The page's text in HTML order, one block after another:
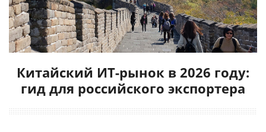
Китайский ИТ-рынок в 2026 году:
гид для российского экспортера